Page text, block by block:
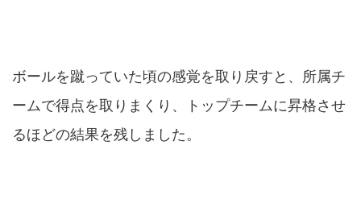
ボールを蹴っていた頃の感覚を取り戻すと、所属チ
ームで得点を取りまくり、トップチームに昇格させ
るほどの結果を残しました。